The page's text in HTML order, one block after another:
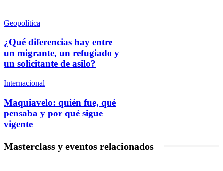
Geopolítica
¿Qué diferencias hay entre
un migrante, un refugiado y
un solicitante de asilo?
Internacional
Maquiavelo: quién fue, qué
pensaba y por qué sigue
vigente
Masterclass y eventos relacionados